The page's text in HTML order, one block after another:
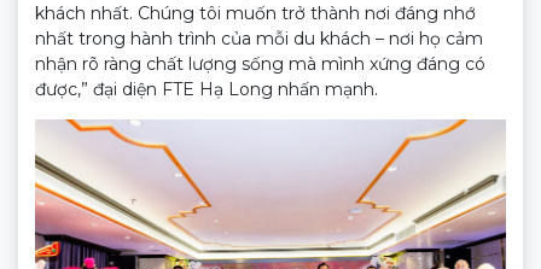
khách nhất. Chúng tôi muốn trở thành nơi đáng nhớ
nhất trong hành trình của mỗi du khách – nơi họ cảm
nhận rõ ràng chất lượng sống mà mình xứng đáng có
được,” đại diện FTE Hạ Long nhấn mạnh.